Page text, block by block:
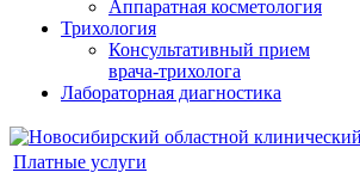
Аппаратная косметология
Трихология
Консультативный прием
врача-трихолога
Лабораторная диагностика
Платные услуги